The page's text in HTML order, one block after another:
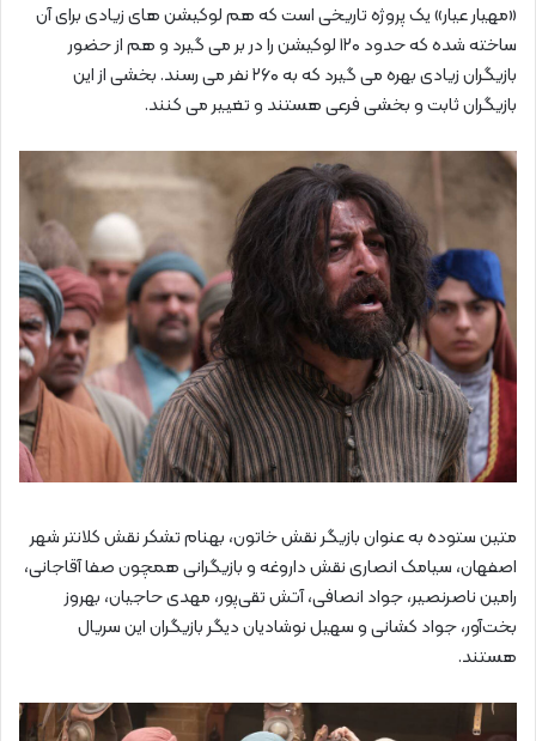
«مهیار عیار» یک پروژه تاریخی است که هم لوکیشن‌ های زیادی برای آن
ساخته شده که حدود ۱۲۰ لوکیشن را در بر می‌ گیرد و هم از حضور
بازیگران زیادی بهره می‌ گیرد که به ۲۶۰ نفر می‌ رسند. بخشی از این
بازیگران ثابت و بخشی فرعی هستند و تغییر می‌ کنند.
متین ستوده به عنوان بازیگر نقش خاتون، بهنام تشکر نقش کلانتر شهر
اصفهان، سیامک انصاری نقش داروغه و بازیگرانی همچون صفا آقاجانی،
رامین ناصرنصیر، جواد انصافی، آتش تقی‌پور، مهدی حاجیان، بهروز
بخت‌آور، جواد کشانی و سهیل نوشادیان دیگر بازیگران این سریال
هستند.